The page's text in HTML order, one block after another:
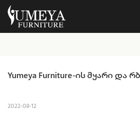
Yumeya Furniture-ის მყარი და
2022-08-12